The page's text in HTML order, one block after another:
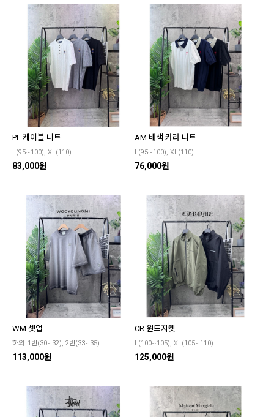
PL 케이블 니트
L(95~100), XL(110)
83,000원
AM 배색 카라 니트
L(95~100), XL(110)
76,000원
WM 셋업
하의: 1번(30~32), 2번(33~35)
113,000원
CR 윈드자켓
L(100~105), XL(105~110)
125,000원